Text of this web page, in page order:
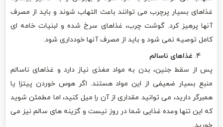
غذاهای بسیار پرچرب می توانند باعث التهاب شوند و باید از مصرف
آنها پرهیز کرد. گوشت چرب، غذاهای سرخ شده و لبنیات خامه ای
کامل توصیه نمی شود و باید از مصرف آنها خودداری شود.
غذاهای ناسالم
پس از سقط جنین، بدن به مواد مغذی نیاز دارد و غذاهای ناسالم
منبع بسیار ضعیفی از این مواد هستند. اگر هوس خوردن پیتزا یا
همبرگر دارید، می توانید مقداری از آن را میل کنید، اما مطمئن شوید
که این تنها وعده غذایی شما در روز نیست و گزینه های سالم نیز می